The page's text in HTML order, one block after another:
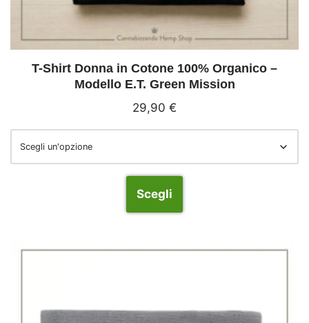
T-Shirt Donna in Cotone 100% Organico –
Modello E.T. Green Mission
29,90 €
Scegli